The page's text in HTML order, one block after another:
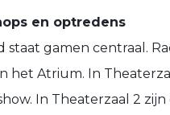
en optredens
staat gamen centraal.
het Atrium. In
In Theaterzaal 2